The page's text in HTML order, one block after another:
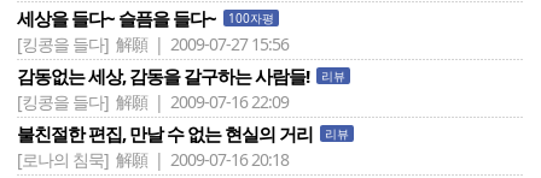
세상을 들다~ 슬픔을 들다~ 100자평
[킹콩을 들다] 解願 | 2009-07-27 15:56
감동없는 세상, 감동을 갈구하는 사람들! 리뷰
[킹콩을 들다] 解願 | 2009-07-16 22:09
불친절한 편집, 만날 수 없는 현실의 거리 리뷰
[로나의 침묵] 解願 | 2009-07-16 20:18